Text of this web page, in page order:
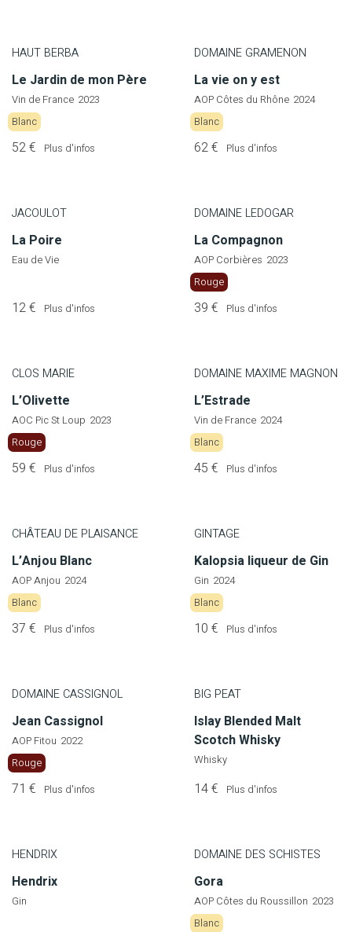
HAUT BERBA
Le Jardin de mon Père
Vin de France 2023
Blanc
52 € Plus d'infos
DOMAINE GRAMENON
La vie on y est
AOP Côtes du Rhône 2024
Blanc
62 € Plus d'infos
JACOULOT
La Poire
Eau de Vie
12 € Plus d'infos
DOMAINE LEDOGAR
La Compagnon
AOP Corbières 2023
Rouge
39 € Plus d'infos
CLOS MARIE
L’Olivette
AOC Pic St Loup 2023
Rouge
59 € Plus d'infos
DOMAINE MAXIME MAGNON
L’Estrade
Vin de France 2024
Blanc
45 € Plus d'infos
CHÂTEAU DE PLAISANCE
L’Anjou Blanc
AOP Anjou 2024
Blanc
37 € Plus d'infos
GINTAGE
Kalopsia liqueur de Gin
Gin 2024
Blanc
10 € Plus d'infos
DOMAINE CASSIGNOL
Jean Cassignol
AOP Fitou 2022
Rouge
71 € Plus d'infos
BIG PEAT
Islay Blended Malt
Scotch Whisky
Whisky
14 € Plus d'infos
HENDRIX
Hendrix
Gin
DOMAINE DES SCHISTES
Gora
AOP Côtes du Roussillon 2023
Blanc